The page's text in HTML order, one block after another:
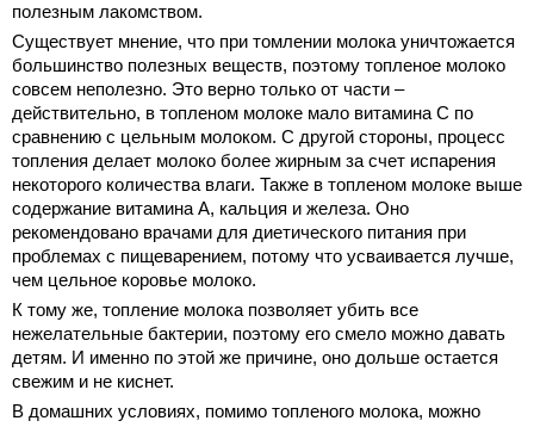
полезным лакомством.
Существует мнение, что при томлении молока уничтожается
большинство полезных веществ, поэтому топленое молоко
совсем неполезно. Это верно только от части –
действительно, в топленом молоке мало витамина С по
сравнению с цельным молоком. С другой стороны, процесс
топления делает молоко более жирным за счет испарения
некоторого количества влаги. Также в топленом молоке выше
содержание витамина А, кальция и железа. Оно
рекомендовано врачами для диетического питания при
проблемах с пищеварением, потому что усваивается лучше,
чем цельное коровье молоко.
К тому же, топление молока позволяет убить все
нежелательные бактерии, поэтому его смело можно давать
детям. И именно по этой же причине, оно дольше остается
свежим и не киснет.
В домашних условиях, помимо топленого молока, можно